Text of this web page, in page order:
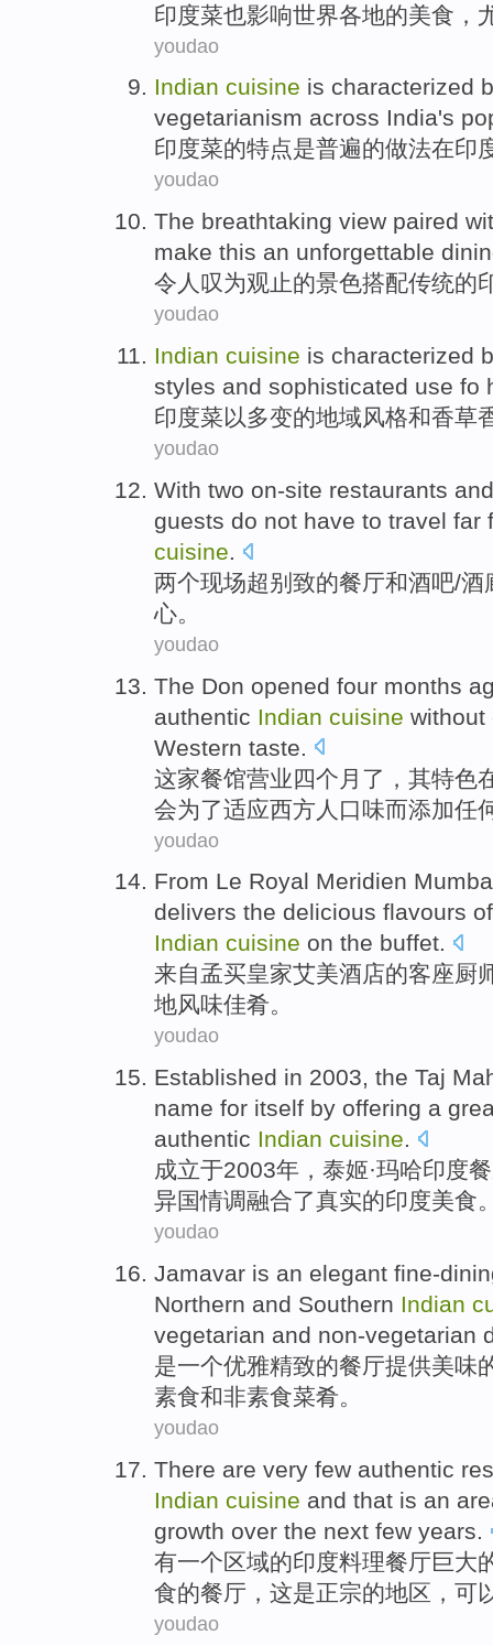
印度菜也影响世界各地的美食 ，
youdao
Indian cuisine is characterized
vegetarianism across India's
印度菜的特点是普遍的做法在印
youdao
The breathtaking view paired
make this an unforgettable
令人 叹为观止的景色搭配传统的
youdao
Indian cuisine is characterized
styles and sophisticated use fo
印度菜以多变的地域风格和香草
youdao
With two on-site restaurants and
guests do not have to travel far
cuisine.
两个现场超别致的餐厅和酒吧/酒
心。
youdao
The Don opened four months
authentic Indian cuisine without
Western taste
这家餐馆营业四个月 了，其特色
会为了适应西方人 口味而添加任
youdao
From Le Royal Meridien
delivers the delicious flavours of
Indian cuisine on the buffet.
来自孟买皇家艾美酒店的客座厨
地风味佳肴。
youdao
Established in 2003, the Taj
name for itself by offering a
authentic Indian cuisine.
成立于2003年， 泰姬·玛哈印度
异国情调融合了真实的印度美食
youdao
Jamavar is an elegant fine-
Northern and Southern Indian
vegetarian and non-vegetarian
是一个优雅精致的餐厅提供美味
素食和非素食菜肴。
youdao
There are very few authentic
Indian cuisine and that is an
growth over the next few years.
有一个区域的印度料理餐厅巨大
食的餐厅， 这是正宗的地区 ， 可
youdao